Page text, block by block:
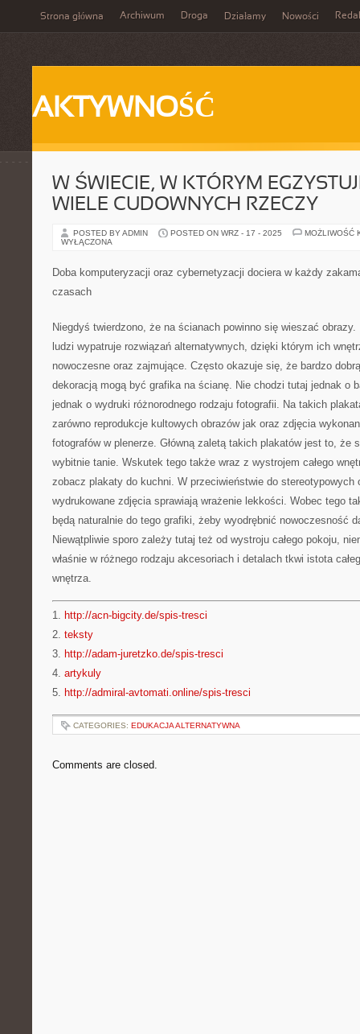
Strona główna Archiwum Droga Działamy Nowości
AKTYWNOŚĆ
W ŚWIECIE, W KTÓRYM
WIELE CUDOWNYCH RZECZY
POSTED BY ADMIN POSTED ON WRZ - 17 - 2025
MOŻLIWOŚĆ
WYŁĄCZONA
Doba komputeryzacji oraz cybernetyzacji dociera w każdy
czasach
Niegdyś twierdzono, że na ścianach powinno się wieszać
ludzi wypatruje rozwiązań alternatywnych, dzięki którym ich
nowoczesne oraz zajmujące. Często okazuje się, że bardzo
dekoracją mogą być grafika na ścianę. Nie chodzi tutaj jednak o
jednak o wydruki różnorodnego rodzaju fotografii. Na takich
zarówno reprodukcje kultowych obrazów jak oraz zdjęcia
fotografów w plenerze. Główną zaletą takich plakatów jest to, że
wybitnie tanie. Wskutek tego także wraz z wystrojem całego
zobacz plakaty do kuchni. W przeciwieństwie do stereotypowych
wydrukowane zdjęcia sprawiają wrażenie lekkości. Wobec tego
będą naturalnie do tego grafiki, żeby wyodrębnić nowoczesność
Niewątpliwie sporo zależy tutaj też od wystroju całego pokoju,
właśnie w różnego rodzaju akcesoriach i detalach tkwi istota
wnętrza.
1. http://acn-bigcity.de/spis-tresci
2. teksty
3. http://adam-juretzko.de/spis-tresci
4. artykuly
5. http://admiral-avtomati.online/spis-tresci
CATEGORIES: EDUKACJA ALTERNATYWNA
Comments are closed.